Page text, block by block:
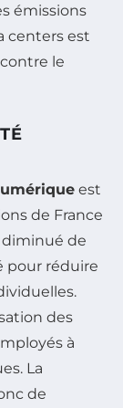
émissions
centers est
le
est
de France
diminué de
pour réduire
des
à
La
de